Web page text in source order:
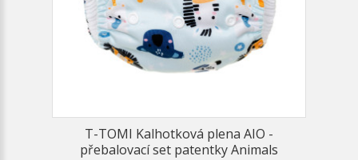
T-TOMI Kalhotková plena AIO -
přebalovací set patentky Animals